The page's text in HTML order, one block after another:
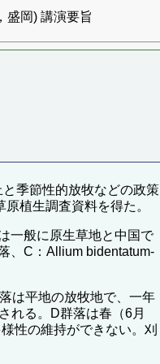
盛岡) 講演要旨
季節性的放牧などの政策
植生調査資料を得た。
一般に原生草地と中国で
、C：Allium bidentatum-
は平地の放牧地で、一年
れる。D群落は春（6月
性の維持ができない。刈